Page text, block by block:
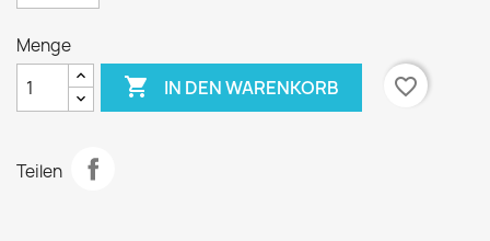
Menge
 IN DEN WARENKORB favorite_border
Teilen